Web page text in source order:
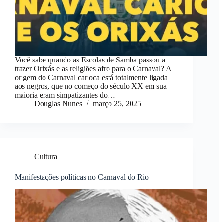
Você sabe quando as Escolas de Samba passou a
trazer Orixás e as religiões afro para o Carnaval? A
origem do Carnaval carioca está totalmente ligada
aos negros, que no começo do século XX em sua
maioria eram simpatizantes do…
Douglas Nunes
março 25, 2025
Cultura
Manifestações políticas no Carnaval do Rio